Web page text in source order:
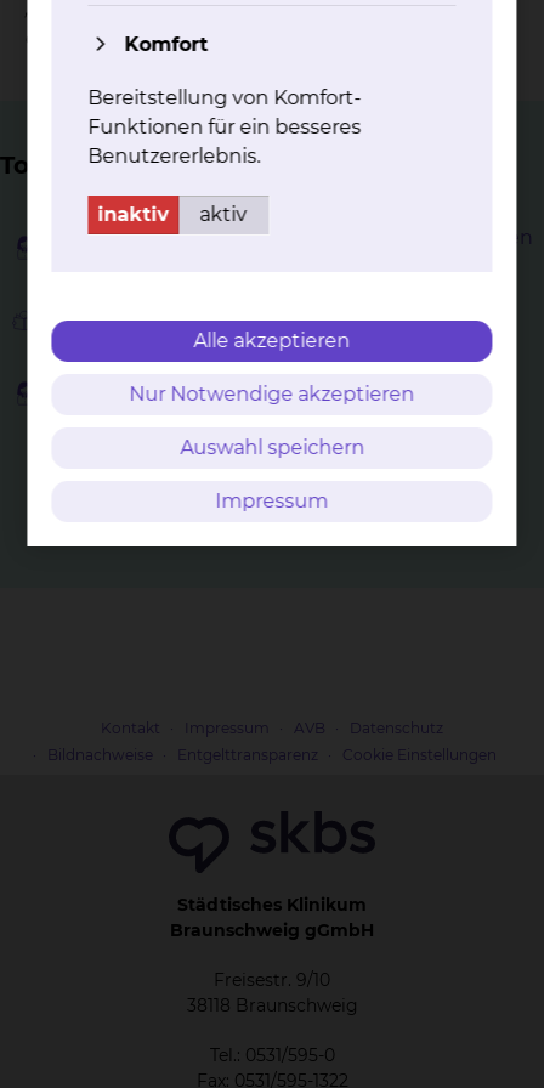
„Wir nehmen uns Zeit - wir setzen uns ein -
ehrenamtlich“
Top Themen
Ehrenamtliche Tätigkeit bei den Grünen Damen
Besuchsservice
Unterstützung während des stationären
Aufenthalts
Kontakt Impressum AVB
Datenschutz
Bildnachweise
Entgelttransparenz Cookie Einstellungen
Städtisches Klinikum
Braunschweig gGmbH
Freisestr. 9/10
38118 Braunschweig
Tel.: 0531/595-0
Fax: 0531/595-1322
Komfort
Bereitstellung von Komfort-
Funktionen für ein besseres
Benutzererlebnis.
inaktiv aktiv
Alle akzeptieren
Nur Notwendige akzeptieren
Auswahl speichern
Impressum